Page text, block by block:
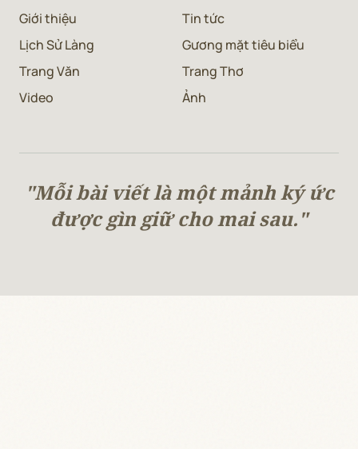
Giới thiệu
Tin tức
Lịch Sử Làng
Gương mặt tiêu biểu
Trang Văn
Trang Thơ
Video
Ảnh
"Mỗi bài viết là một mảnh ký ức
được gìn giữ cho mai sau."